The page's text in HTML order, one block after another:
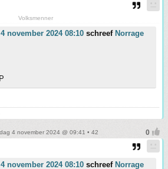
Volksmenner
november 2024 08:10 schreef Norrage
4 november 2024 @ 09:41 • 42
november 2024 08:10 schreef Norrage